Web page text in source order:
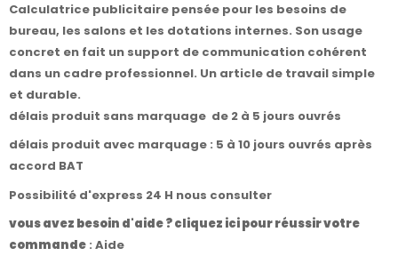
Calculatrice publicitaire pensée pour les besoins de
bureau, les salons et les dotations internes. Son usage
concret en fait un support de communication cohérent
dans un cadre professionnel. Un article de travail simple
et durable.
délais produit sans marquage de 2 à 5 jours ouvrés
délais produit avec marquage : 5 à 10 jours ouvrés après
accord BAT
Possibilité d'express 24 H nous consulter
vous avez besoin d'aide ? cliquez ici pour réussir votre
commande : Aide